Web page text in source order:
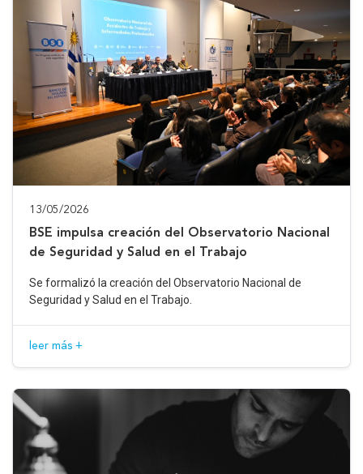
13/05/2026
BSE impulsa creación del Observatorio Nacional
de Seguridad y Salud en el Trabajo
Se formalizó la creación del Observatorio Nacional de
Seguridad y Salud en el Trabajo.
leer más +